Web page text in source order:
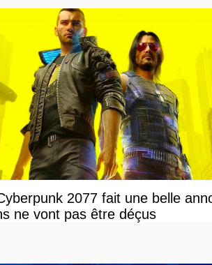
2077 fait une belle
ne vont pas être déçus